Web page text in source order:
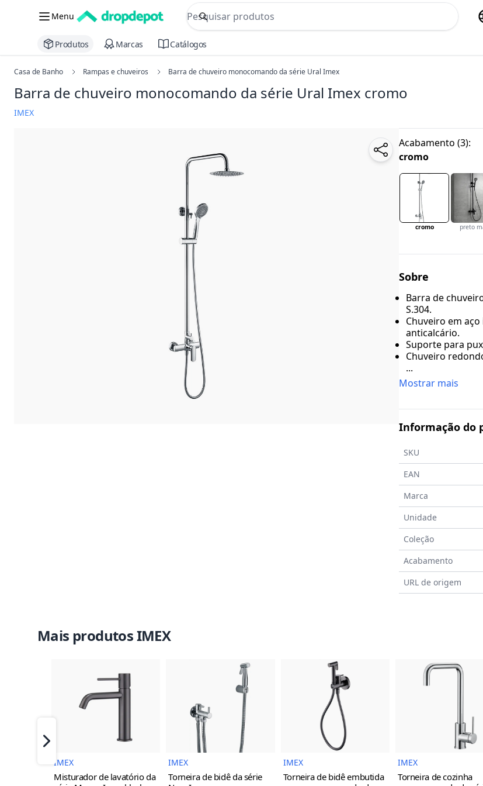
Menu
commerce search no header
Procurar
Produtos Marcas Catálogos
Casa de Banho Rampas e chuveiros Barra de chuveiro monocomando da série Ural Imex
Barra de chuveiro monocomando da série Ural Imex cromo
IMEX
Acabamento (3):
cromo
cromo preto
Sobre
Barra de
S.304.
Chuveiro em
anticalcário.
Suporte para
Chuveiro
...
Mostrar mais
Informação do
SKU
EAN
Marca
Unidade
Coleção
Acabamento
URL de origem
Mais produtos IMEX
Imagem do Produto
IMEX
Misturador de lavatório da
Imagem do Produto
IMEX
Torneira de bidê da série
Imagem do Produto
IMEX
Torneira de bidê embutida
IMEX
Torneira de cozinha
Próximo